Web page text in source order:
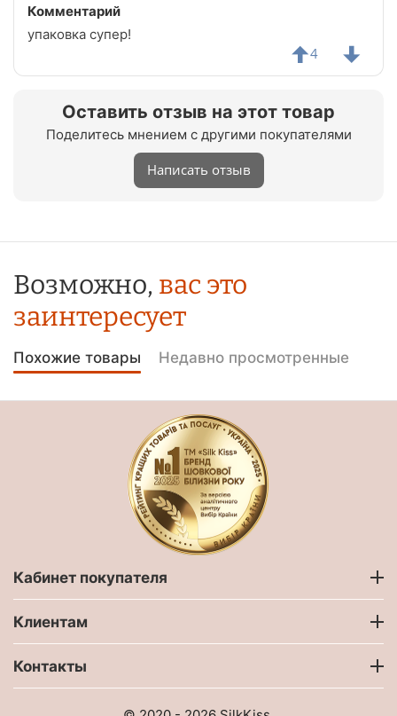
Комментарий
упаковка супер!
4
Оставить отзыв на этот товар
Поделитесь мнением с другими покупателями
Написать отзыв
Возможно, вас это
заинтересует
Похожие товары Недавно просмотренные
Кабинет покупателя
Клиентам
Контакты